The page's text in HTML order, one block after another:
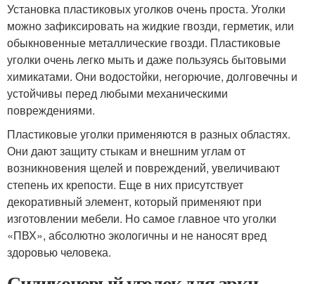
Установка пластиковых уголков очень проста. Уголки
можно зафиксировать на жидкие гвозди, герметик, или
обыкновенные металлические гвозди. Пластиковые
уголки очень легко мыть и даже пользуясь бытовыми
химикатами. Они водостойки, негорючие, долговечны и
устойчивы перед любыми механическими
повреждениями.
Пластиковые уголки применяются в разных областях.
Они дают защиту стыкам и внешним углам от
возникновения щелей и повреждений, увеличивают
степень их крепости. Еще в них присутствует
декоративный элемент, который применяют при
изготовлении мебели. Но самое главное что уголки
«ПВХ», абсолютно экологичны и не наносят вред
здоровью человека.